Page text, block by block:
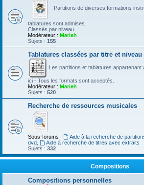
Partitions de diverses formations
tablatures sont admises.
Classés par niveau.
Modérateur : Marieh
Sujets : 155
Tablatures classées par titre et niveau
Les partitions et tablatures
ici - Tous les formats sont acceptés.
Modérateur : Marieh
Sujets : 520
Recherche de ressources musicales
Sous-forums : Aide à la recherche de
dvd
Aide à recherche de titres avec extraits
Sujets : 332
Compositions
Compositions personnelles